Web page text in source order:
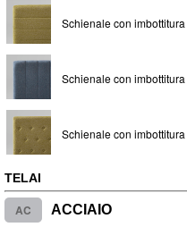
Schienale con
Schienale con
Schienale con
TELAI
AC ACCIAIO